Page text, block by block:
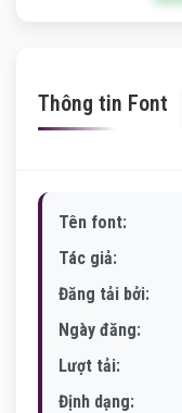
Thông tin Font
Tên font:
Tác giả:
Đăng tải bởi:
Ngày đăng:
Lượt tải:
Định dạng: